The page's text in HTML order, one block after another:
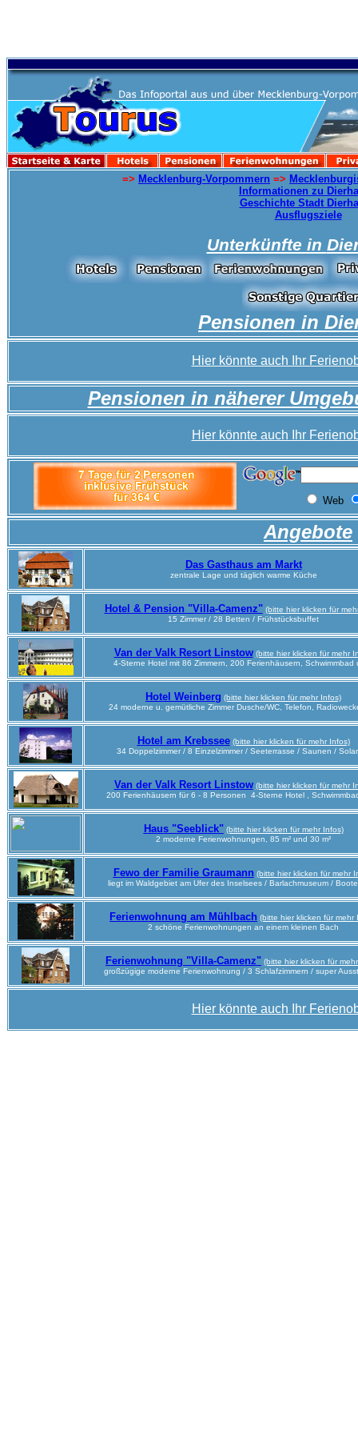
=> Mecklenburg-Vorpommern =>
Informationen zu
Geschichte Stadt
Ausflugsziele
Unterkünfte in
Pensionen in
Hier könnte auch Ihr
Pensionen in näherer
Hier könnte auch Ihr
Angebote
Das Gasthaus am Markt
zentrale Lage und täglich warme Küche
Hotel & Pension "Villa-Camenz" (bitte hier klicken für
15 Zimmer / 28 Betten / Frühstücksbuffet
Van der Valk Resort Linstow (bitte hier klicken für mehr
4-Sterne Hotel mit 86 Zimmern, 200 Ferienhäusern, Schwimmbad
Hotel Weinberg (bitte hier klicken für mehr Infos)
24 moderne u. gemütliche Zimmer Dusche/WC, Telefon,
Hotel am Krebssee (bitte hier klicken für mehr Infos)
34 Doppelzimmer / 8 Einzelzimmer / Seeterrasse / Saunen /
Van der Valk Resort Linstow (bitte hier klicken für mehr
200 Ferienhäusern für 6 - 8 Personen 4-Sterne Hotel ,
Haus "Seeblick" (bitte hier klicken für mehr Infos)
2 moderne Ferienwohnungen, 85 m² und 30 m²
Fewo der Familie Graumann (bitte hier klicken für mehr
liegt im Waldgebiet am Ufer des Inselsees / Barlachmuseum /
Ferienwohnung am Mühlbach (bitte hier klicken für mehr
2 schöne Ferienwohnungen an einem kleinen Bach
Ferienwohnung "Villa-Camenz" (bitte hier klicken für
großzügige moderne Ferienwohnung / 3 Schlafzimmern / super
Hier könnte auch Ihr